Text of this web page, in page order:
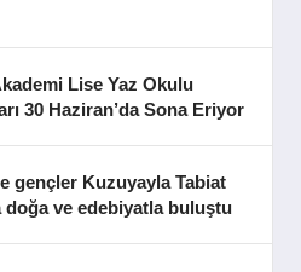
Lise Yaz Okulu
30 Haziran’da Sona Eriyor
gençler Kuzuyayla Tabiat
doğa ve edebiyatla buluştu